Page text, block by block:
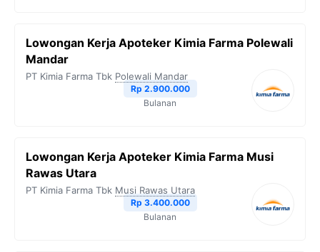
Lowongan Kerja Apoteker Kimia Farma Polewali
Mandar
PT Kimia Farma Tbk Polewali Mandar
Rp 2.900.000
Bulanan
Lowongan Kerja Apoteker Kimia Farma Musi
Rawas Utara
PT Kimia Farma Tbk Musi Rawas Utara
Rp 3.400.000
Bulanan